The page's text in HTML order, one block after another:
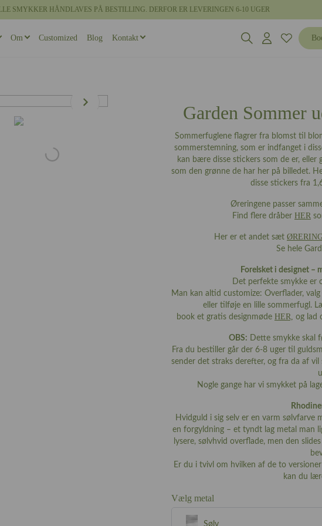
SMYKKER HÅNDLAVES PÅ BESTILLING. DERFOR ER LEVERINGEN 6-10 UGER
Brudesæt
Om
overflader
Customized Blog Kontakt
Garden Sommer
Sommerfuglene flagrer fra blomst til
sommerstemning, som er indfanget i
kan bære disse stickers som de er, eller
som den grønne de har her på billedet.
disse stickers fra
Øreringene passer
Find flere dråber HER
Her er et andet sæt
Se hele
Forelsket i designet –
Det perfekte smykke er
Man kan altid customize: Overflader,
eller tilføje en lille sommerfugl.
book et gratis designmøde HER, og lad
OBS: Dette smykke skal
Fra du bestiller går der 6-8 uger til
sender det straks derefter, og fra da af
Nogle gange har vi smykket på
Hvidguld i sig selv er en varm sølvfarve
en forgyldning – et tyndt lag metal man
lysere, sølvhvid overflade, men den
Er du i tvivl om hvilken af de to
kan du
Vælg metal
Sølv